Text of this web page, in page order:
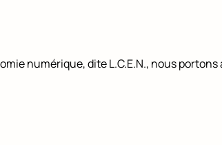
numérique, dite L.C.E.N., nous